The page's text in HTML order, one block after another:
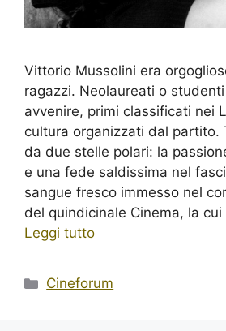
Vittorio Mussolini era
ragazzi. Neolaureati o
avvenire, primi classificati nei
cultura organizzati dal partito.
da due stelle polari: la
e una fede saldissima nel
sangue fresco immesso nel
del quindicinale Cinema, la
Leggi tutto
Categorie
Cineforum